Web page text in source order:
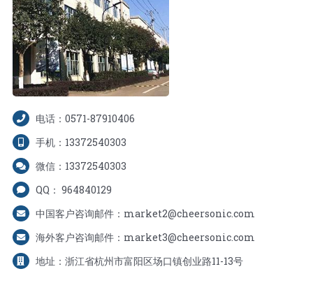
电话：0571-87910406
手机：13372540303
微信：13372540303
QQ： 964840129
中国客户咨询邮件：market2@cheersonic.com
海外客户咨询邮件：market3@cheersonic.com
地址：浙江省杭州市富阳区场口镇创业路11-13号